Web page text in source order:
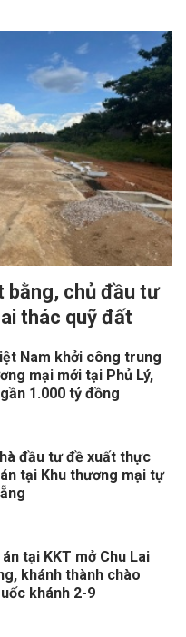
bằng, chủ đầu tư
thác quỹ đất
Nam khởi công trung
mại mới tại Phủ Lý,
1.000 tỷ đồng
đầu tư đề xuất thực
tại Khu thương mại tự
tại KKT mở Chu Lai
khánh thành chào
khánh 2-9